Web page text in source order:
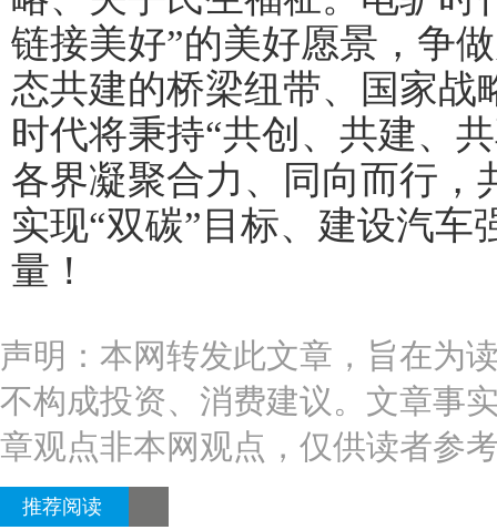
链接美好”的美好愿景，争
态共建的桥梁纽带、国家战
时代将秉持“共创、共建、
各界凝聚合力、同向而行，
实现“双碳”目标、建设汽
量！
声明：本网转发此文章，旨在为
不构成投资、消费建议。文章事
章观点非本网观点，仅供读者参
推荐阅读